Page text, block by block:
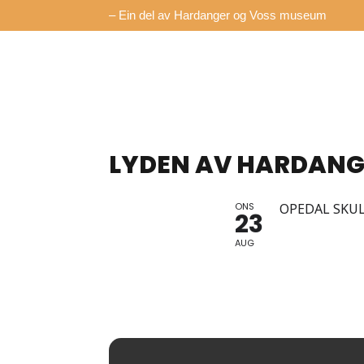
– Ein del av Hardanger og Voss museum
LYDEN AV
ONS
23
AUG
OPEDAL